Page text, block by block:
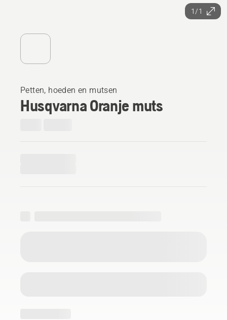
1/1
Petten, hoeden en mutsen
Husqvarna Oranje muts